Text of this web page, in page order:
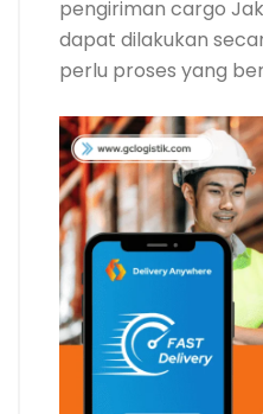
pengiriman cargo
dapat dilakukan
perlu proses yang